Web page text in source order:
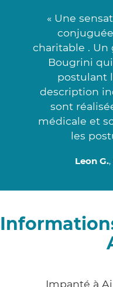
« Une
charitable . Un
Bougrini
postulant
description
sont
médicale et
les
Leon G.
Impanté à